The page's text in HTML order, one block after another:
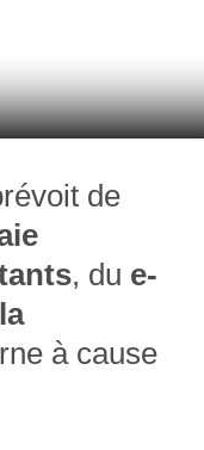
de
, du e-
à cause